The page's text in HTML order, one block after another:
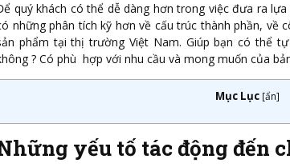
quý khách có thể dễ dàng hơn trong việc đưa ra
những phân tích kỹ hơn về cấu trúc thành phần, về
phẩm tại thị trường Việt Nam. Giúp bạn có thể
? Có phù hợp với nhu cầu và mong muốn của
Mục Lục [ẩn]
yếu tố tác động đến